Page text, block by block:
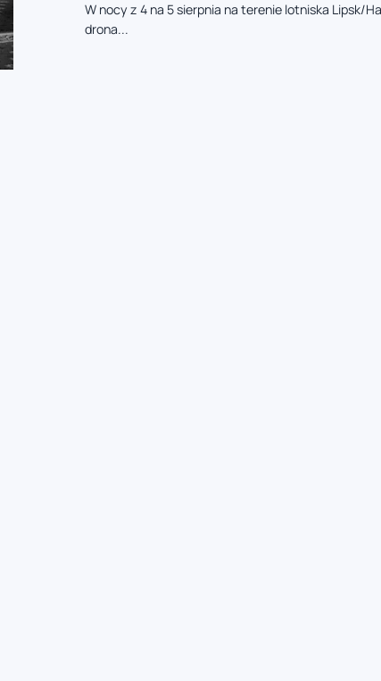
W nocy z 4 na 5 sierpnia na terenie lotniska Lipsk/
drona...